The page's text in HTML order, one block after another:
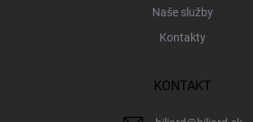
Naše služby
Kontakty
KONTAKT